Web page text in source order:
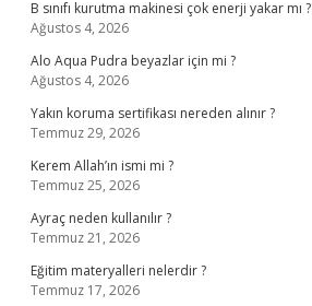
B sınıfı kurutma makinesi çok enerji yakar mı ?
Ağustos 4, 2026
Alo Aqua Pudra beyazlar için mi ?
Ağustos 4, 2026
Yakın koruma sertifikası nereden alınır ?
Temmuz 29, 2026
Kerem Allah’ın ismi mi ?
Temmuz 25, 2026
Ayraç neden kullanılır ?
Temmuz 21, 2026
Eğitim materyalleri nelerdir ?
Temmuz 17, 2026